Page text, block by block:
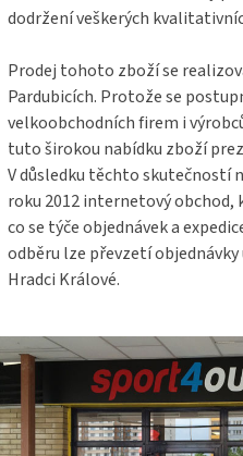
dodržení veškerých
Prodej tohoto zboží se
Pardubicích. Protože se
velkoobchodních firem i
tuto širokou nabídku zboží
V důsledku těchto skutečností
roku 2012 internetový obchod,
co se týče objednávek a
odběru lze převzetí
Hradci Králové.